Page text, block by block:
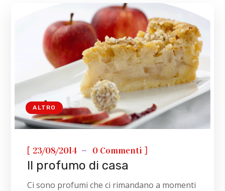
ALTRO
[ 23/08/2014 0 Commenti ]
Il profumo di casa
Ci sono profumi che ci rimandano a momenti